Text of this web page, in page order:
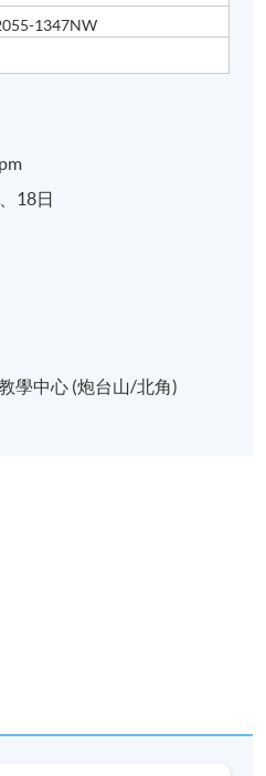
1347NW
18日
學中心 (炮台山/北角)